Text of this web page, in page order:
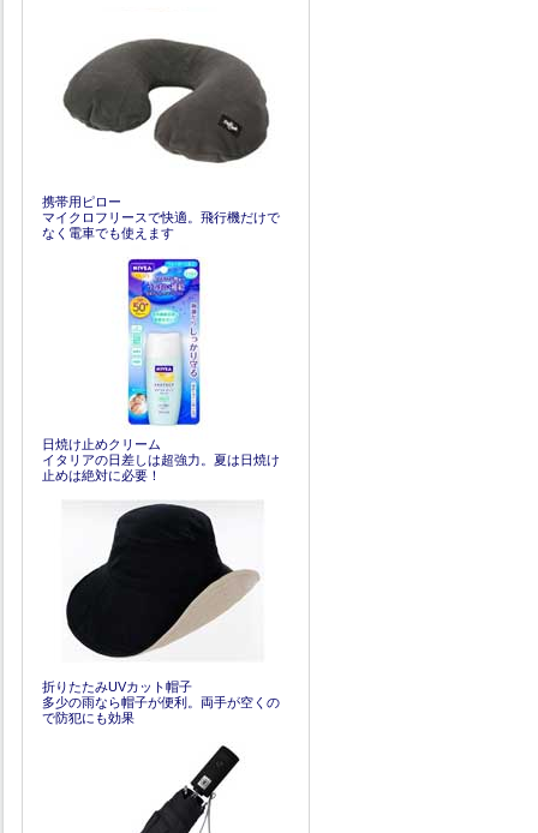
携帯用ピロー
マイクロフリースで快適。飛行機だけで
なく電車でも使えます
日焼け止めクリーム
イタリアの日差しは超強力。夏は日焼け
止めは絶対に必要！
折りたたみUVカット帽子
多少の雨なら帽子が便利。両手が空くの
で防犯にも効果